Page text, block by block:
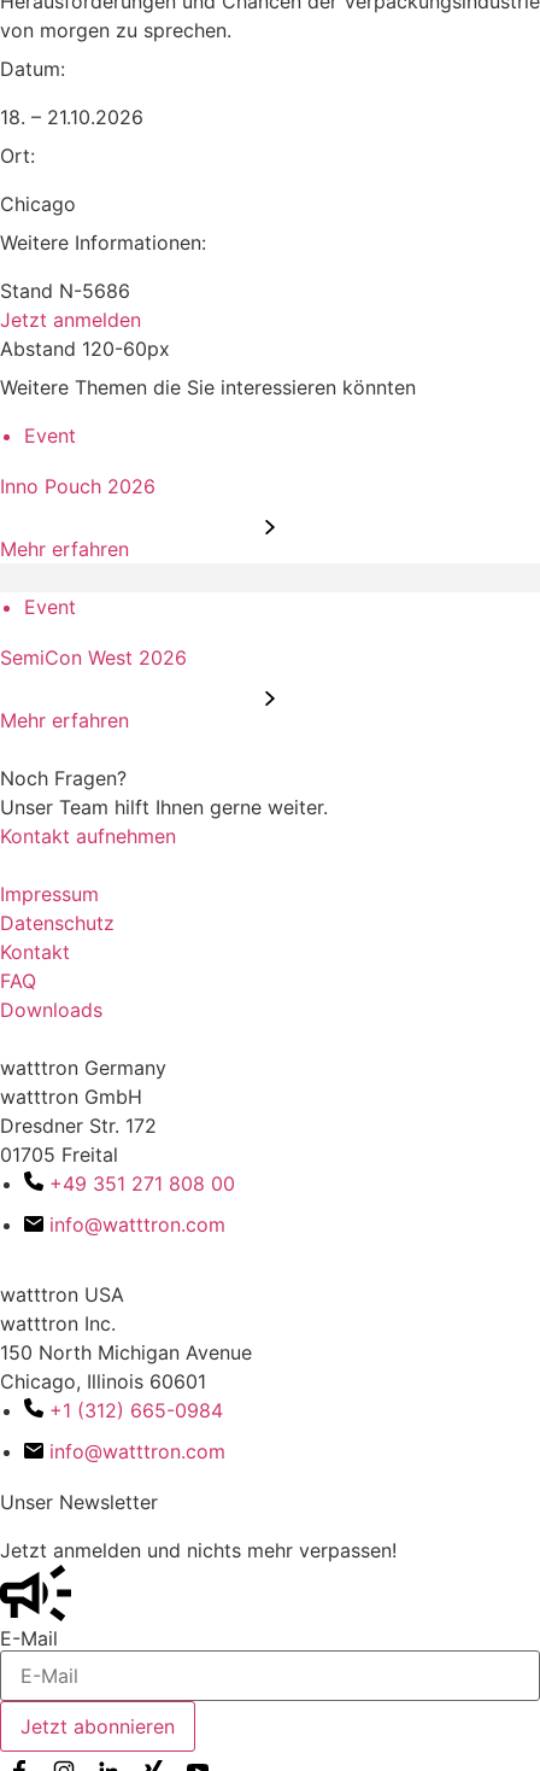
von morgen zu sprechen.
Datum:
18. – 21.10.2026
Ort:
Chicago
Weitere Informationen:
Stand N-5686
Jetzt anmelden
Abstand 120-60px
Weitere Themen die Sie interessieren könnten
Event
Inno Pouch 2026
Mehr erfahren
Event
SemiCon West 2026
Mehr erfahren
Noch Fragen?
Unser Team hilft Ihnen gerne weiter.
Kontakt aufnehmen
Impressum
Datenschutz
Kontakt
FAQ
Downloads
watttron Germany
watttron GmbH
Dresdner Str. 172
01705 Freital
+49 351 271 808 00
info@watttron.com
watttron USA
watttron Inc.
150 North Michigan Avenue
Chicago, Illinois 60601
+1 (312) 665-0984
info@watttron.com
Unser Newsletter
Jetzt anmelden und nichts mehr verpassen!
E-Mail
Jetzt abonnieren